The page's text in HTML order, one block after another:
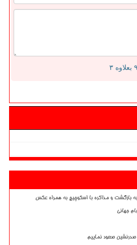
بازگشت و مذاکره با اسکوچیچ به همراه عکس
جهانی
صدرنشین صعود نماییم